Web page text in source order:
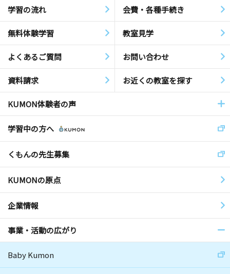
学習の流れ 会費・各種手続き
無料体験学習 教室見学
よくあるご質問 お問い合わせ
資料請求 お近くの教室を探す
KUMON体験者の声
学習中の方へ
くもんの先生募集
KUMONの原点
企業情報
事業・活動の広がり
Baby Kumon